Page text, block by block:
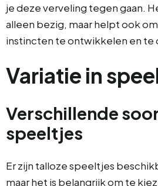
je deze verveling tegen gaan.
alleen bezig, maar helpt ook
instincten te ontwikkelen en te
Variatie in
Verschillende
speeltjes
Er zijn talloze speeltjes
maar het is belangrijk om te